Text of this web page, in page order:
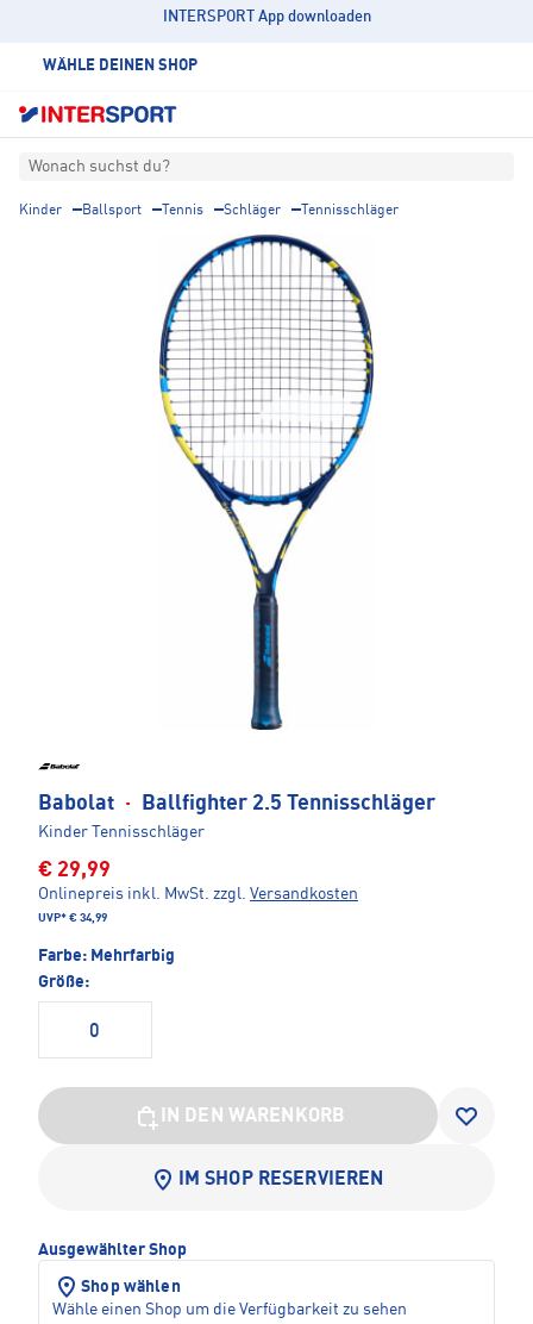
INTERSPORT App downloaden
WÄHLE DEINEN SHOP
Wonach suchst du?
Kinder Ballsport Tennis Schläger Tennisschläger
Babolat · Ballfighter 2.5 Tennisschläger
Kinder Tennisschläger
€ 29,99
Onlinepreis inkl. MwSt. zzgl. Versandkosten
UVP* € 34,99
Farbe: Mehrfarbig
Größe:
0
IN DEN WARENKORB
IM SHOP RESERVIEREN
Ausgewählter Shop
Shop wählen
Wähle einen Shop um die Verfügbarkeit zu sehen